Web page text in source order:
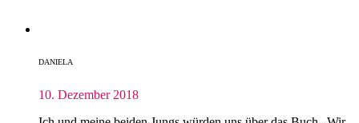
DANIELA
10. Dezember 2018